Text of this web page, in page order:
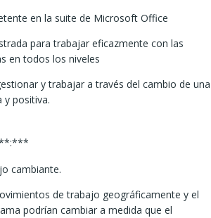
en la suite de Microsoft Office
para trabajar eficazmente con las
en todos los niveles
y trabajar a través del cambio de una
y positiva.
cambiante.
de trabajo geográficamente y el
podrían cambiar a medida que el